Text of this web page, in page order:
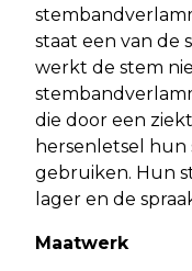
staat een van de
werkt de stem
die door een
hersenletsel
gebruiken. Hun
lager en de
Maatwerk